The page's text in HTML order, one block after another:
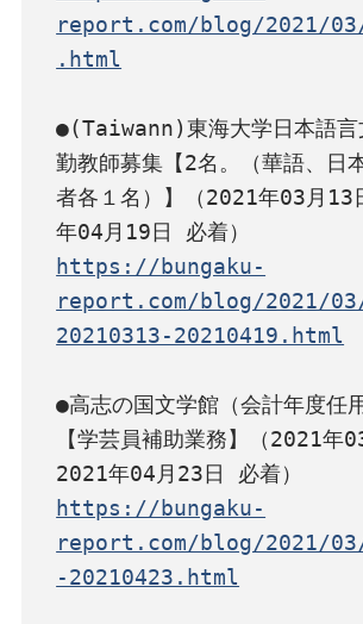
report.com/blog/2021/03/
.html
●(Taiwann)東海大学日本語言
勤教師募集【2名。（華語、日
者各１名）】（2021年03月
https://bungaku-
report.com/blog/2021/
20210313-20210419.html
●高志の国文学館（会計年度任
【学芸員補助業務】（2021年
https://bungaku-
report.com/blog/2021/03/
-20210423.html